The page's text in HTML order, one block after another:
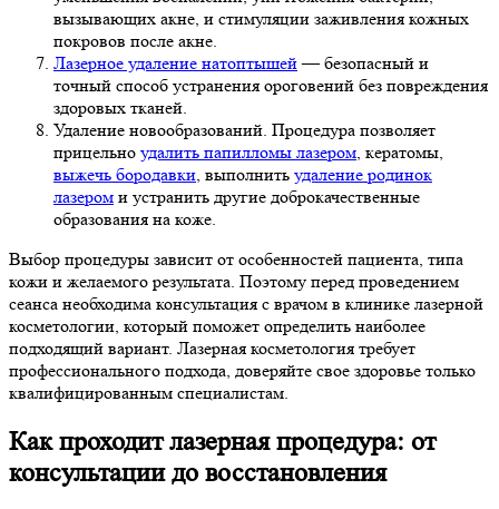
вызывающих акне, и стимуляции заживления кожных
покровов после акне.
Лазерное удаление натоптышей— безопасный и
точный способ устранения ороговений без повреждения
здоровых тканей.
Удаление новообразований. Процедура позволяет
прицельно удалить папилломы лазером, кератомы,
выжечь бородавки, выполнить удаление родинок
лазером и устранить другие доброкачественные
образования на коже.
Выбор процедуры зависит от особенностей пациента, типа
кожи и желаемого результата. Поэтому перед проведением
сеанса необходима консультация с врачом в клинике лазерной
косметологии, который поможет определить наиболее
подходящий вариант. Лазерная косметология требует
профессионального подхода, доверяйте свое здоровье только
квалифицированным специалистам.
Как проходит лазерная процедура: от
консультации до восстановления